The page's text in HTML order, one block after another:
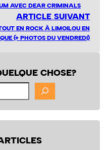
AVEC DEAR CRIMINALS
ARTICLE SUIVANT
EN ROCK À LIMOILOU EN
(+ PHOTOS DU VENDREDI)
CHOSE?